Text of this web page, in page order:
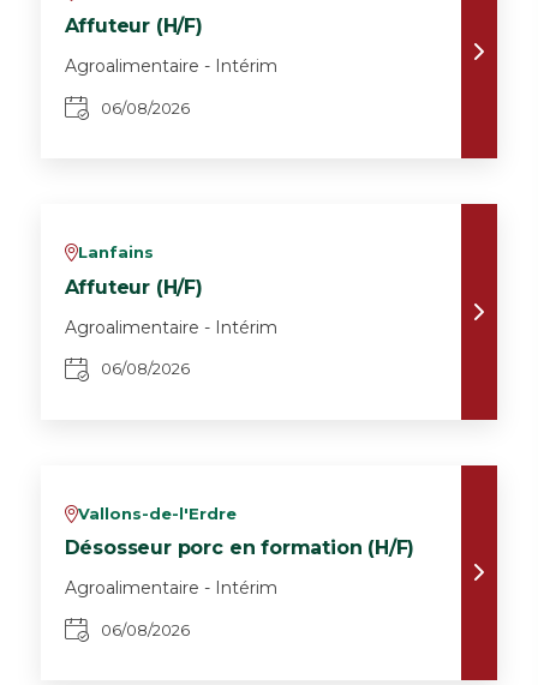
Affuteur (H/F)
Agroalimentaire - Intérim
06/08/2026
vLanfains
Affuteur (H/F)
Agroalimentaire - Intérim
06/08/2026
vVallons-de-l'Erdre
Désosseur porc en formation (H/F)
Agroalimentaire - Intérim
06/08/2026